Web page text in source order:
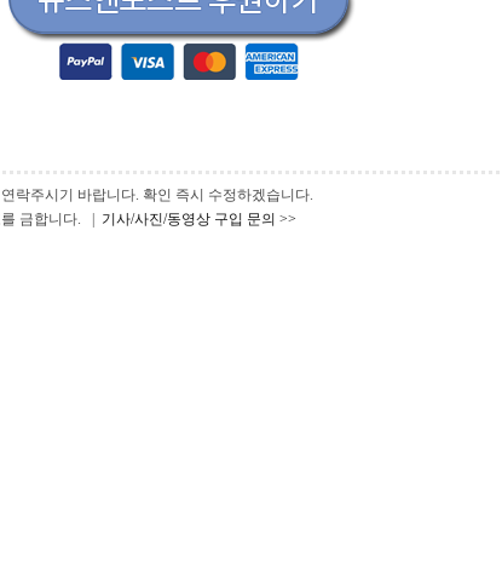
락주시기 바랍니다. 확인 즉시 수정하겠습니다.
를 금합니다. | 기사/사진/동영상 구입 문의 >>